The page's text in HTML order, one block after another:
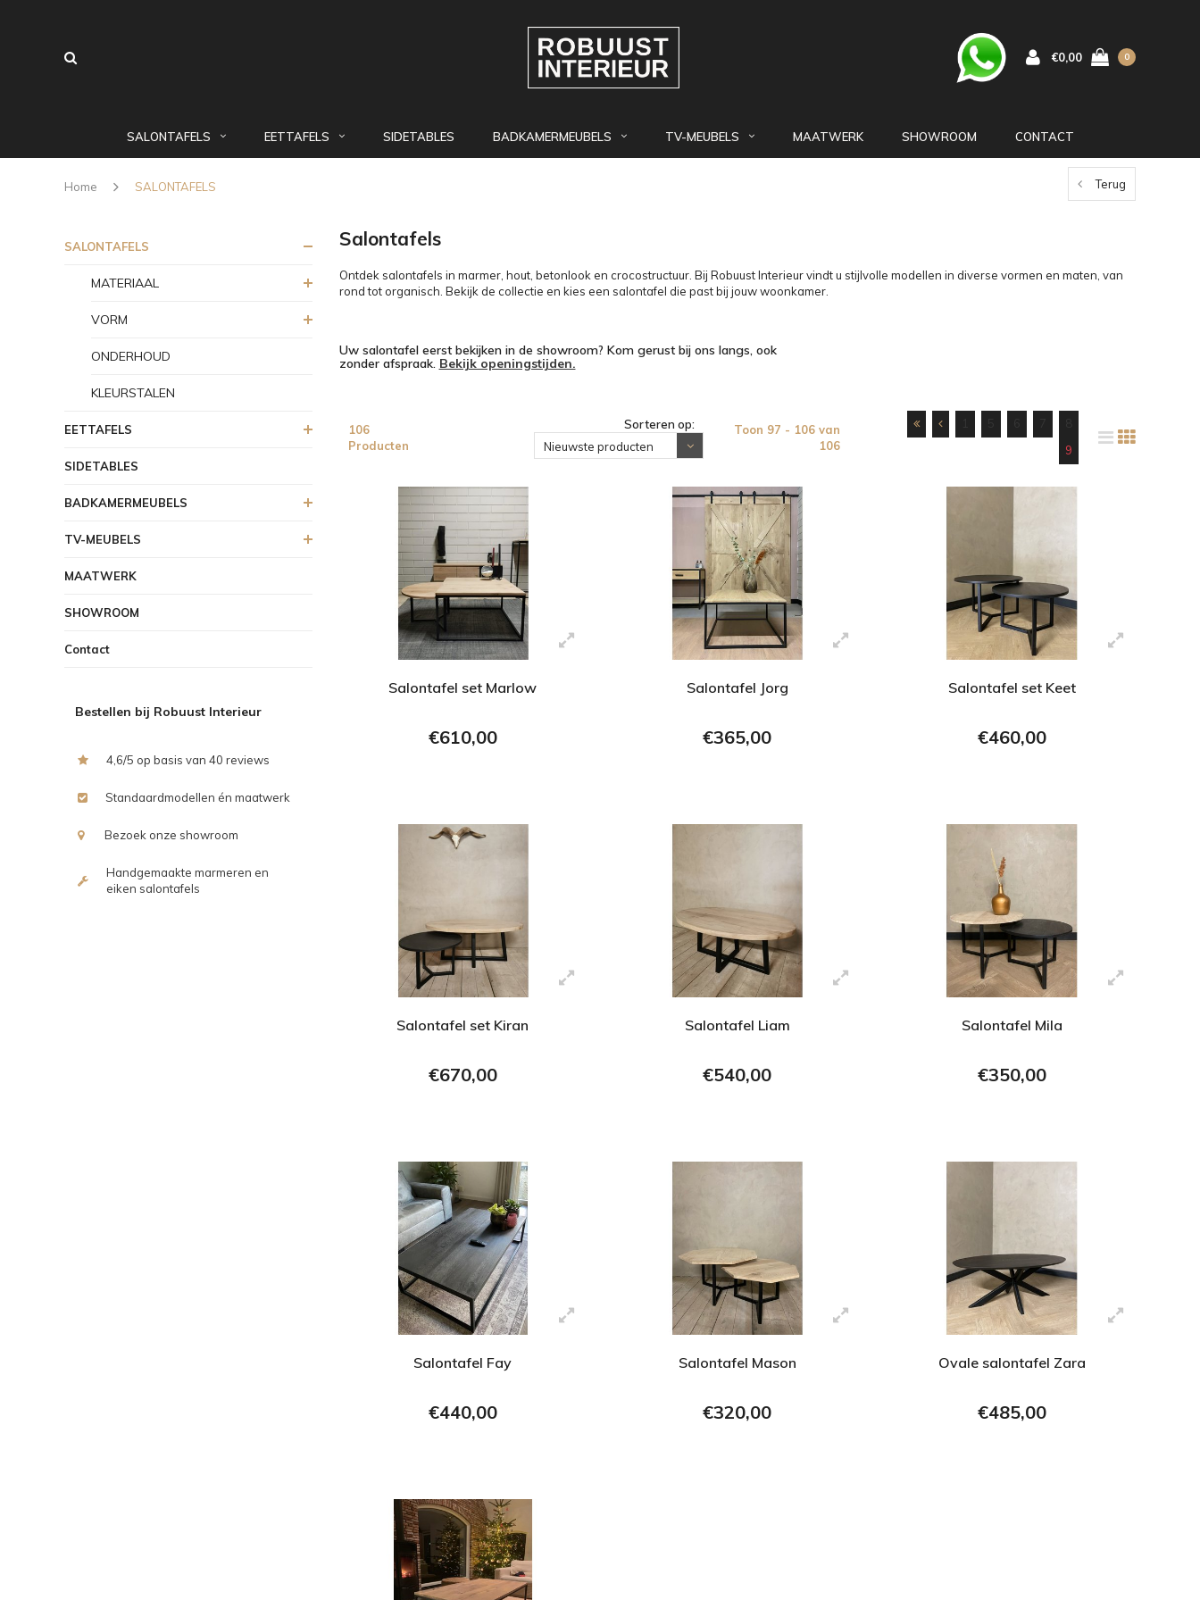
€0,00 0
SALONTAFELS EETTAFELS SIDETABLES BADKAMERMEUBELS TV-MEUBELS MAATWERK SHOWROOM CONTACT
Home SALONTAFELS Terug
SALONTAFELS
MATERIAAL
VORM
ONDERHOUD
KLEURSTALEN
EETTAFELS
SIDETABLES
BADKAMERMEUBELS
TV-MEUBELS
MAATWERK
SHOWROOM
Contact
Bestellen bij Robuust Interieur
4,6/5 op basis van 40 reviews
Standaardmodellen én maatwerk
Bezoek onze showroom
Handgemaakte marmeren en
eiken salontafels
Salontafels
Ontdek salontafels in marmer, hout, betonlook en crocostructuur. Bij Robuust Interieur vindt u stijlvolle modellen in diverse vormen en maten, van
rond tot organisch. Bekijk de collectie en kies een salontafel die past bij jouw woonkamer.
Uw salontafel eerst bekijken in de showroom? Kom gerust bij ons langs, ook
zonder afspraak. Bekijk openingstijden.
106
Producten
Sorteren op:
Nieuwste producten
Toon 97 - 106 van
106
9
Salontafel set Marlow
€610,00
Salontafel Jorg
€365,00
Salontafel set Keet
€460,00
Salontafel set Kiran
€670,00
Salontafel Liam
€540,00
Salontafel Mila
€350,00
Salontafel Fay
€440,00
Salontafel Mason
€320,00
Ovale salontafel Zara
€485,00